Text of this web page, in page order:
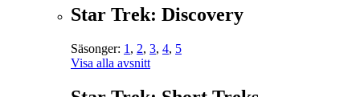
Star Trek: Discovery
Säsonger: 1 , 2, 3, 4, 5
Visa alla avsnitt